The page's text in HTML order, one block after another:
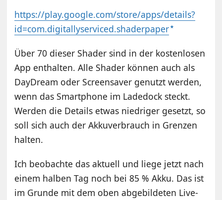
https://play.google.com/store/apps/details?
id=com.digitallyserviced.shaderpaper
Über 70 dieser Shader sind in der kostenlosen
App enthalten. Alle Shader können auch als
DayDream oder Screensaver genutzt werden,
wenn das Smartphone im Ladedock steckt.
Werden die Details etwas niedriger gesetzt, so
soll sich auch der Akkuverbrauch in Grenzen
halten.
Ich beobachte das aktuell und liege jetzt nach
einem halben Tag noch bei 85 % Akku. Das ist
im Grunde mit dem oben abgebildeten Live-